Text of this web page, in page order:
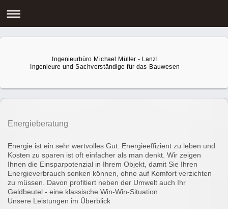
Ingenieurbüro Michael Müller - Lanzl
Ingenieure und Sachverständige für das Bauwesen
Energieberatung
Energie ist ein sehr wertvolles Gut. Energieeffizient zu leben und
Kosten zu sparen ist oft einfacher als man denkt. Wir zeigen
Ihnen die Einsparpotenzial in Ihrem Objekt, damit Sie Ihren
Energieverbrauch senken können, ohne auf Komfort verzichten
zu müssen. Davon profitiert neben der Umwelt auch Ihr
Geldbeutel - eine klassische Win-Win-Situation.
Unsere Leistungen im Überblick